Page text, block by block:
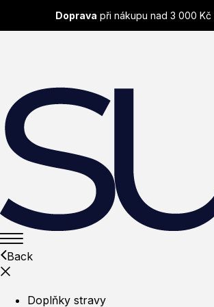
Doprava při nákupu nad 3 000 Kč
Back
Doplňky stravy